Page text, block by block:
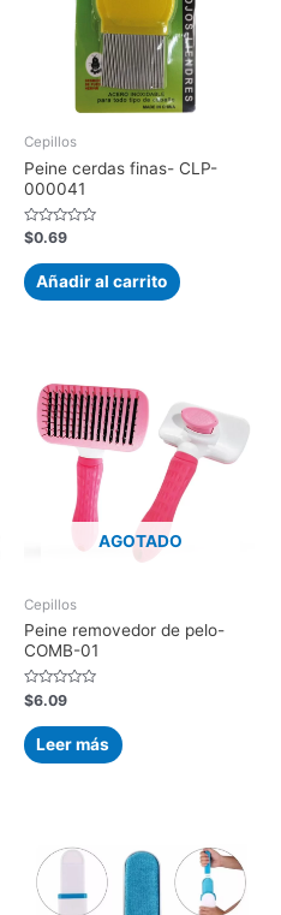
Cepillos
Peine cerdas finas- CLP-
000041
Valorado
con
de
5
$0.69
Añadir al carrito
AGOTADO
Cepillos
Peine removedor de pelo-
COMB-01
Valorado
con
de
5
$6.09
Leer más